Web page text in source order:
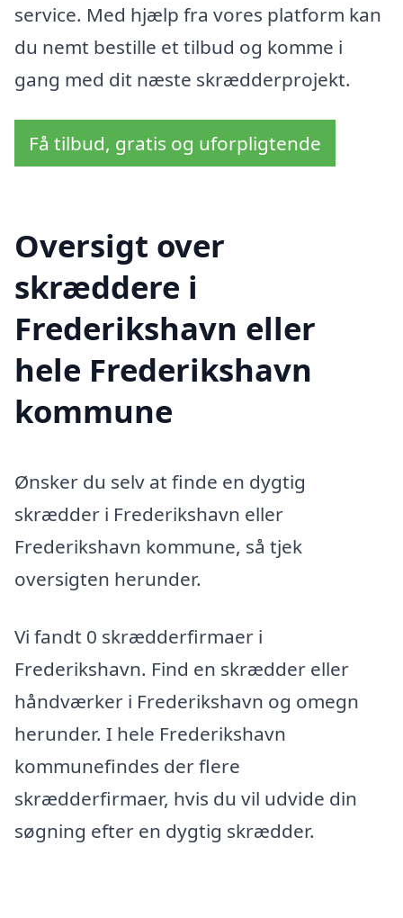
service. Med hjælp fra vores platform kan
du nemt bestille et tilbud og komme i
gang med dit næste skrædderprojekt.
Få tilbud, gratis og uforpligtende
Oversigt over
skræddere i
Frederikshavn eller
hele Frederikshavn
kommune
Ønsker du selv at finde en dygtig
skrædder i Frederikshavn eller
Frederikshavn kommune, så tjek
oversigten herunder.
Vi fandt 0 skrædderfirmaer i
Frederikshavn. Find en skrædder eller
håndværker i Frederikshavn og omegn
herunder. I hele Frederikshavn
kommunefindes der flere
skrædderfirmaer, hvis du vil udvide din
søgning efter en dygtig skrædder.